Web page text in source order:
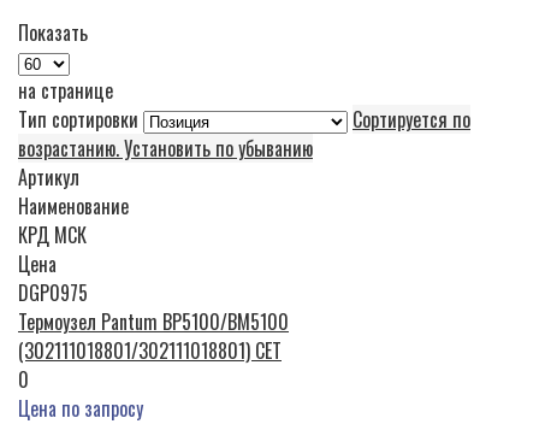
Показать
на странице
Тип сортировки
Сортируется по
возрастанию. Установить по убыванию
Артикул
Наименование
КРД МСК
Цена
DGP0975
Термоузел Pantum BP5100/BM5100
(302111018801/302111018801) CET
0
Цена по запросу